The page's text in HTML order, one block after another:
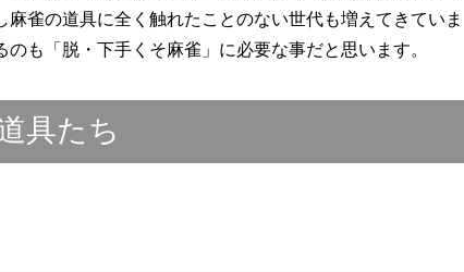
雀の道具に全く触れたことのない世代も増えてきていま
も「脱・下手くそ麻雀」に必要な事だと思います。
具たち